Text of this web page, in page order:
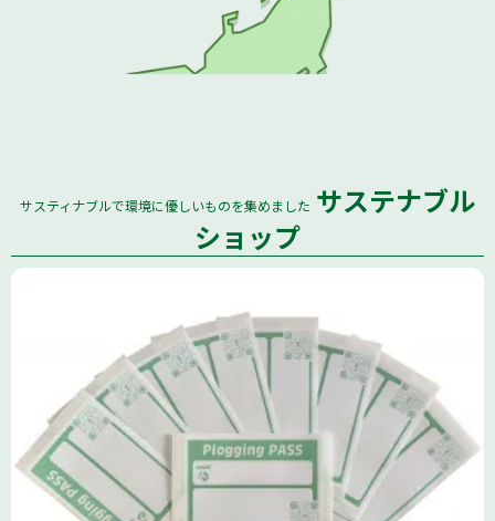
サスティナブルで環境に優しいものを集めました サステナブル
ショップ